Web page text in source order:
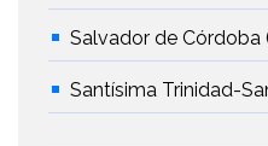
Salvador de Córdoba
Santísima Trinidad-